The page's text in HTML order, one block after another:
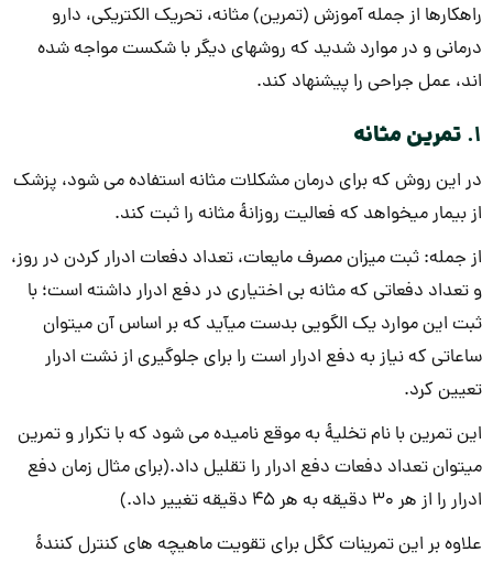
راهکارها از جمله آموزش (تمرین) مثانه، تحریک الکتریکی، دارو
درمانی و در موارد شدید که روش­های دیگر با شکست مواجه شده
اند، عمل جراحی را پیشنهاد کند.
1. تمرین مثانه
در این روش که برای درمان مشکلات مثانه استفاده می شود، پزشک
از بیمار می­خواهد که فعالیت روزانۀ مثانه را ثبت کند.
از جمله: ثبت میزان مصرف مایعات، تعداد دفعات ادرار کردن در روز،
و تعداد دفعاتی که مثانه بی اختیاری در دفع ادرار داشته است؛ با
ثبت این موارد یک الگویی بدست می­آید که بر اساس آن می­توان
ساعاتی که نیاز به دفع ادرار است را برای جلوگیری از نشت ادرار
تعیین کرد.
این تمرین با نام تخلیۀ به موقع نامیده می ­شود که با تکرار و تمرین
می­توان تعداد دفعات دفع ادرار را تقلیل داد.(برای مثال زمان دفع
ادرار را از هر 30 دقیقه به هر 45 دقیقه تغییر داد.)
علاوه بر این تمرینات کگل برای تقویت ماهیچه­ های کنترل کنندۀ